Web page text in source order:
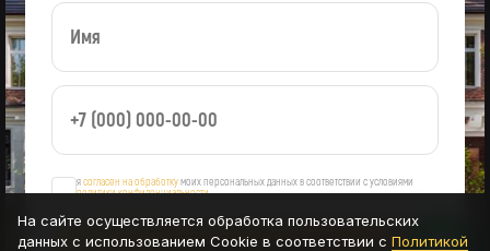
ясогласен на обработкумоих персональных данных в соответствии с условиями
политики конфиденциальности
На сайте осуществляется обработка пользовательских
данных с использованием Cookie в соответствии с Политикой